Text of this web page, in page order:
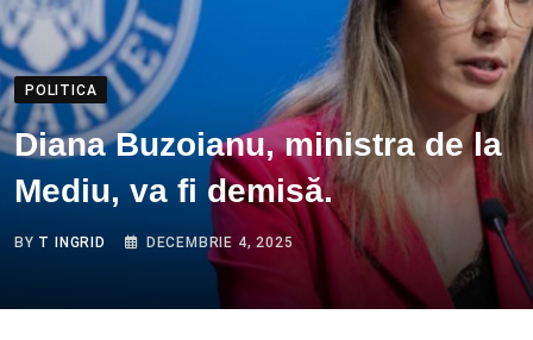
POLITICA
Diana Buzoianu, ministra de la
Mediu, va fi demisă.
BY T INGRID DECEMBRIE 4, 2025